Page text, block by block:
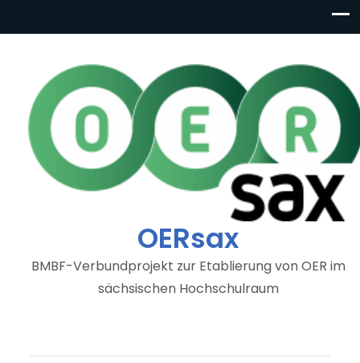
OERsax
BMBF-Verbundprojekt zur Etablierung von OER im
sächsischen Hochschulraum